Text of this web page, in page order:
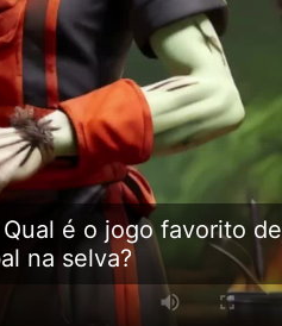
Qual é o jogo favorito de
na selva?